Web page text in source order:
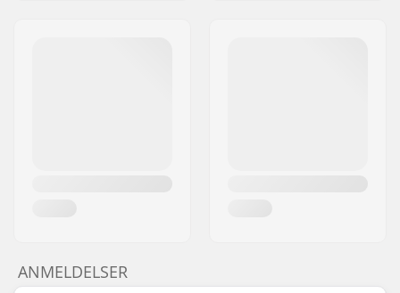
ANMELDELSER